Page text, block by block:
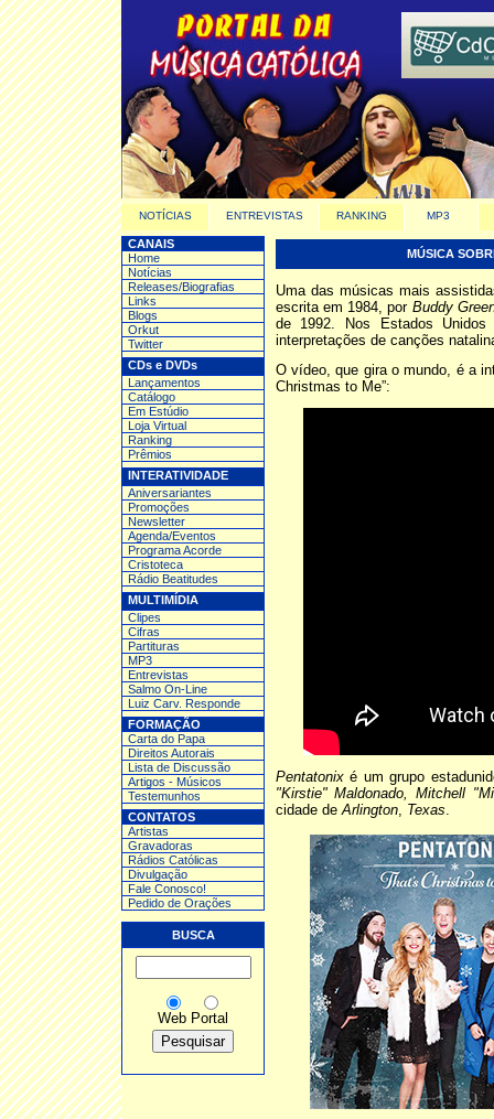
NOTÍCIAS ENTREVISTAS RANKING MP3
CANAIS
Home
Notícias
Releases/Biografias
Links
Blogs
Orkut
Twitter
CDs e DVDs
Lançamentos
Catálogo
Em Estúdio
Loja Virtual
Ranking
Prêmios
INTERATIVIDADE
Aniversariantes
Promoções
Newsletter
Agenda/Eventos
Programa Acorde
Cristoteca
Rádio Beatitudes
MULTIMÍDIA
Clipes
Cifras
Partituras
MP3
Entrevistas
Salmo On-Line
Luiz Carv. Responde
FORMAÇÃO
Carta do Papa
Direitos Autorais
Lista de Discussão
Artigos - Músicos
Testemunhos
CONTATOS
Artistas
Gravadoras
Rádios Católicas
Divulgação
Fale Conosco!
Pedido de Orações
BUSCA
Web Portal
MÚSICA
Uma das músicas mais
escrita em 1984, por Buddy
de 1992. Nos Estados
interpretações de canções
O vídeo, que gira o mundo, é a
Christmas to Me”:
Pentatonixé um grupo
"Kirstie" Maldonado, Mitchell
cidade deArlington, Texas.